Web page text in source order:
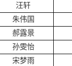
汪轩
朱伟国
郝露景
孙雯怡
宋梦雨